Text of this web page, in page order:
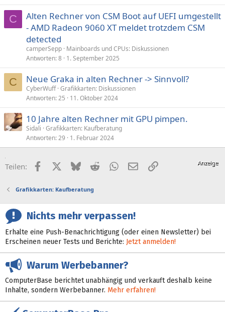
C
Alten Rechner von CSM Boot auf UEFI umgestellt
- AMD Radeon 9060 XT meldet trotzdem CSM
detected
camperSepp Mainboards und CPUs: Diskussionen
Antworten 8 1. September 2025
C Neue Graka in alten Rechner -> Sinnvoll?
CyberWuff Grafikkarten: Diskussionen
Antworten 25 11. Oktober 2024
10 Jahre alten Rechner mit GPU pimpen.
Sidali Grafikkarten: Kaufberatung
Antworten 29 1. Februar 2024
Teilen: FacebookX (Twitter)
BlueskyRedditWhatsApp
E-MailLink
Grafikkarten: Kaufberatung
Nichts mehr verpassen!
Erhalte eine Push-Benachrichtigung (oder einen Newsletter) bei
Erscheinen neuer Tests und Berichte: Jetzt anmelden!
Warum Werbebanner?
ComputerBase berichtet unabhängig und verkauft deshalb keine
Inhalte, sondern Werbebanner. Mehr erfahren!